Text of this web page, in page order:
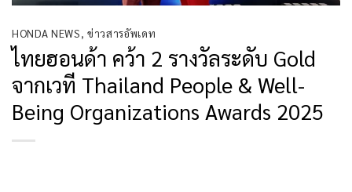
HONDA NEWS,ข่าวสารอัพเดท
ไทยฮอนด้า คว้า 2 รางวัลระดับ Gold
จากเวที Thailand People & Well-
Being Organizations Awards 2025